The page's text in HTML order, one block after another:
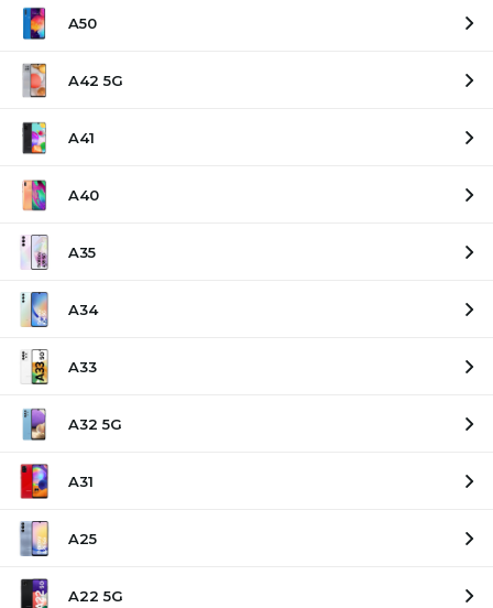
A50
A42 5G
A41
A40
A35
A34
A33
A32 5G
A31
A25
A22 5G